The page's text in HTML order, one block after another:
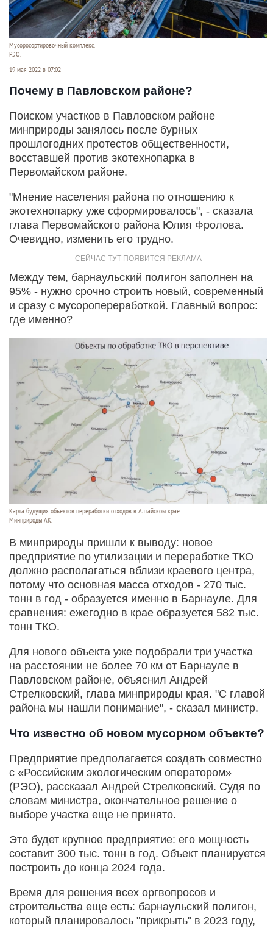
Мусоросортировочный комплекс.
РЭО.
19 мая 2022 в 07:02
Почему в Павловском районе?
Поиском участков в Павловском районе
минприроды занялось после бурных
прошлогодних протестов общественности,
восставшей против экотехнопарка в
Первомайском районе.
"Мнение населения района по отношению к
экотехнопарку уже сформировалось", - сказала
глава Первомайского района Юлия Фролова.
Очевидно, изменить его трудно.
Между тем, барнаульский полигон заполнен на
95% - нужно срочно строить новый, современный
и сразу с мусоропереработкой. Главный вопрос:
где именно?
Карта будущих объектов переработки отходов в Алтайском крае.
Минприроды АК.
В минприроды пришли к выводу: новое
предприятие по утилизации и переработке ТКО
должно располагаться вблизи краевого центра,
потому что основная масса отходов - 270 тыс.
тонн в год - образуется именно в Барнауле. Для
сравнения: ежегодно в крае образуется 582 тыс.
тонн ТКО.
Для нового объекта уже подобрали три участка
на расстоянии не более 70 км от Барнауле в
Павловском районе, объяснил Андрей
Стрелковский, глава минприроды края. "С главой
района мы нашли понимание", - сказал министр.
Что известно об новом мусорном объекте?
Предприятие предполагается создать совместно
с «Российским экологическим оператором»
(РЭО), рассказал Андрей Стрелковский. Судя по
словам министра, окончательное решение о
выборе участка еще не принято.
Это будет крупное предприятие: его мощность
составит 300 тыс. тонн в год. Объект планируется
построить до конца 2024 года.
Время для решения всех оргвопросов и
строительства еще есть: барнаульский полигон,
который планировалось "прикрыть" в 2023 году,